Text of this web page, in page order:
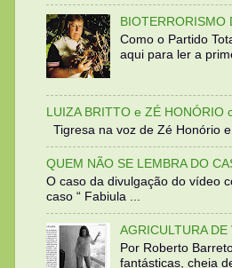
BIOTERRORISMO
Como o Partido
aqui para ler a
LUIZA BRITTO e ZÉ HONÓRIO
Tigresa na voz de Zé Honório
QUEM NÃO SE LEMBRA DO
O caso da divulgação do vídeo
caso “ Fabiula ...
AGRICULTURA
Por Roberto
fantásticas, cheia